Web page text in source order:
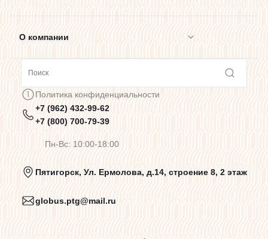
О компании
Предупреждения о цветопередаче
Политика конфиденциальности
Пользовательское соглашение
Политика конфиденциальности
+7 (962) 432-99-62
+7 (800) 700-79-39
Пн-Вс: 10:00-18:00
Пятигорск, Ул. Ермолова, д.14, строение 8, 2 этаж
globus.ptg@mail.ru